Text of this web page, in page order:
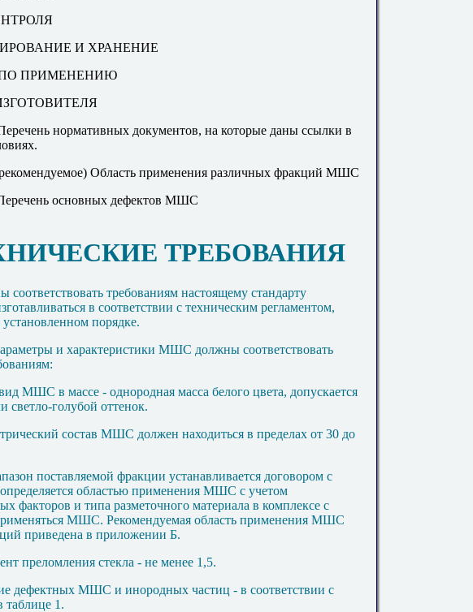
И ХРАНЕНИЕ
ПО ПРИМЕНЕНИЮ
нормативных документов, на которые даны ссылки в
Область применения различных фракций МШС
основных дефектов МШС
ТРЕБОВАНИЯ
требованиям настоящему стандарту
в соответствии с техническим регламентом,
порядке.
и характеристики МШС должны соответствовать
МШС в массе - однородная масса белого цвета, допускается
светло-голубой оттенок.
состав МШС должен находиться в пределах от 30 до
поставляемой фракции устанавливается договором с
областью применения МШС с учетом
факторов и типа разметочного материала в комплексе с
МШС. Рекомендуемая область применения МШС
приведена в приложении Б.
преломления стекла - не менее 1,5.
дефектных МШС и инородных частиц - в соответствии с
1.